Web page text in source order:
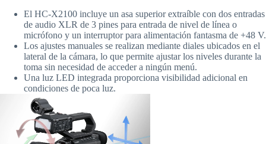
El HC-X2100 incluye un asa superior extraíble con dos entradas
de audio XLR de 3 pines para entrada de nivel de línea o
micrófono y un interruptor para alimentación fantasma de +48 V.
Los ajustes manuales se realizan mediante diales ubicados en el
lateral de la cámara, lo que permite ajustar los niveles durante la
toma sin necesidad de acceder a ningún menú.
Una luz LED integrada proporciona visibilidad adicional en
condiciones de poca luz.